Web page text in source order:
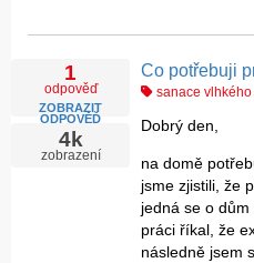
1
odpověď
ZOBRAZIT
ODPOVĚĎ
4k
zobrazení
Co potřebuji
sanace
Dobrý den,
na domě
jsme zjistili, že
jedná se o
práci říkal, že
následně jsem